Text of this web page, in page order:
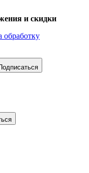
и скидки
обработку